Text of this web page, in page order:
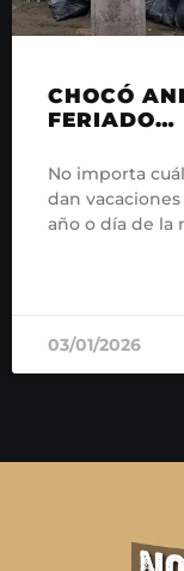
CHOCÓ
FERIADO…
No importa
dan
año o día de la
03/01/2026